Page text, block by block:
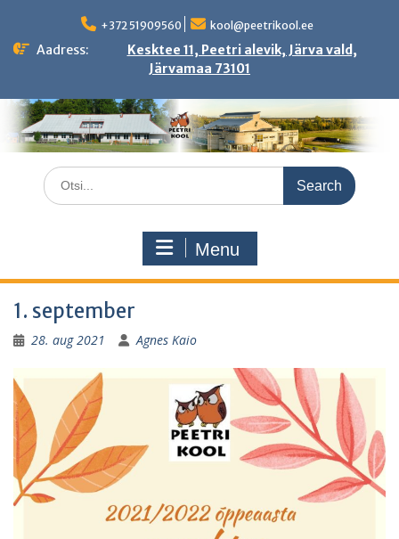
content
+372 51909560 kool@peetrikool.ee
Aadress:
Kesktee 11, Peetri alevik, Järva vald,
Järvamaa 73101
Search
for:
Menu
1. september
28. aug 2021 Agnes Kaio